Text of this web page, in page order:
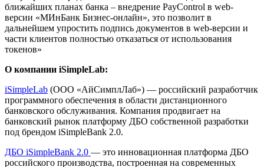
ближайших планах банка – внедрение PayControl в web-
версии «МИнБанк Бизнес-онлайн», это позволит в
дальнейшем упростить подпись документов в web-версии и
части клиентов полностью отказаться от использования
токенов»
О компании iSimpleLab:
iSimpleLab (ООО «АйСимплЛаб») — российский разработчик
программного обеспечения в области дистанционного
банковского обслуживания. Компания продвигает на
банковский рынок платформу ДБО собственной разработки
под брендом iSimpleBank 2.0.
ДБО iSimpleBank 2.0 — это инновационная платформа ДБО
российского производства, построенная на современных